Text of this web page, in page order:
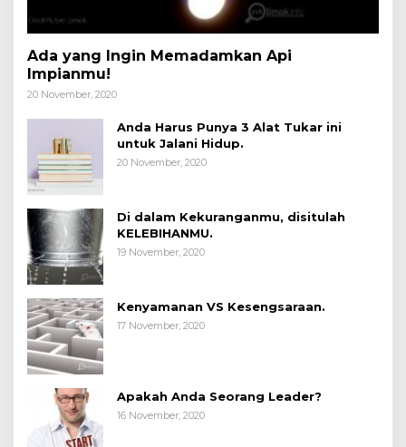
Ada yang Ingin Memadamkan Api
Impianmu!
20 November, 2020
Anda Harus Punya 3 Alat Tukar ini
untuk Jalani Hidup.
20 November, 2020
Di dalam Kekuranganmu, disitulah
KELEBIHANMU.
19 November, 2020
Kenyamanan VS Kesengsaraan.
17 November, 2020
Apakah Anda Seorang Leader?
16 November, 2020